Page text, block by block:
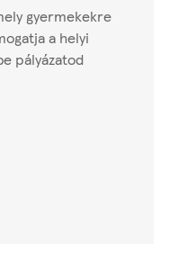
gyermekekre
a helyi
pályázatod